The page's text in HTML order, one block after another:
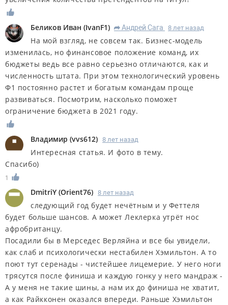
Беликов Иван (IvanF1) R Андрей Сага 8 лет назад
На мой взгляд, не совсем так. Бизнес-модель
изменилась, но финансовое положение команд, их
бюджеты ведь все равно серьезно отличаются, как и
численность штата. При этом технологический уровень
Ф1 постоянно растет и богатым командам проще
развиваться. Посмотрим, насколько поможет
ограничение бюджета в 2021 году.
Владимир (vvs612) 8 лет назад
Интересная статья. И фото в тему.
Спасибо)
1
DmitriY (Orient76) 8 лет назад
следующий год будет нечётным и у Феттеля
будет больше шансов. А может Леклерка утрёт нос
афробританцу.
Посадили бы в Мерседес Верляйна и все бы увидели,
как слаб и психологически нестабилен Хэмильтон. А то
поют тут серенады - чистейшее лицемерие. У него ноги
трясутся после финиша и каждую гонку у него мандраж -
А у меня не такие шины, а нам их до финиша не хватит,
а как Райкконен оказался впереди. Раньше Хэмильтон